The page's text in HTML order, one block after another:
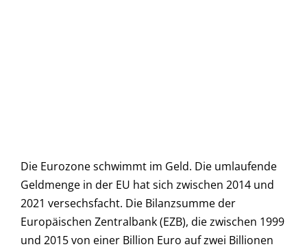
Die Eurozone schwimmt im Geld. Die umlaufende
Geldmenge in der EU hat sich zwischen 2014 und
2021 versechsfacht. Die Bilanzsumme der
Europäischen Zentralbank (EZB), die zwischen 1999
und 2015 von einer Billion Euro auf zwei Billionen